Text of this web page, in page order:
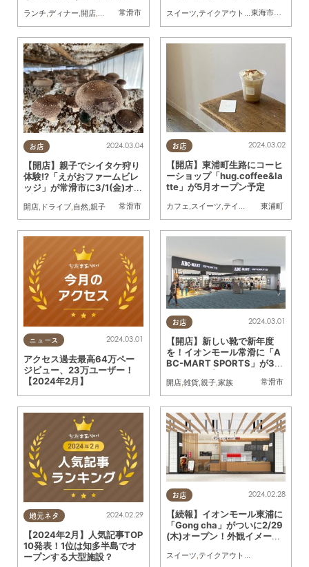
常滑市
ランチ,ディナー,開店,家族 おひとりさま 友人 東海市
,東浦町
スイーツ,テイクアウト ,開店,専門店
お店
常滑市
2024.03.04
【開店】親子でシイタケ狩り
体験!?「えがおファームビレ
ッジ」が常滑市に3/1(金)オー
開店, ドライブ,自然,親子
お店
東浦町
2024.03.02
【開店】東浦町生路にコーヒ
ーショップ「hug.coffee&la
tte」が5月オープン予定
カフェ,スイーツ,テイクアウト ,開店
ニュース 2024.03.01
アクセス過去最高64万ペー
ジビュー、23万ユーザー！
【2024年2月】
お店
常滑市
2024.03.01
【開店】新しい靴で新年度
を！イオンモール常滑に「A
BC-MART SPORTS」が3/1
開店,雑貨,親子,家族
地元ネタ 2024.02.29
【2024年2月】人気記事TOP
10発表！1位は知多半島でオ
ープンする大型施設？
お店 2024.02.28
【続報】イオンモール東浦に
「Gong cha」がついに2/29
(木)オープン！外観イメージ
スイーツ,テイクアウト ,開店